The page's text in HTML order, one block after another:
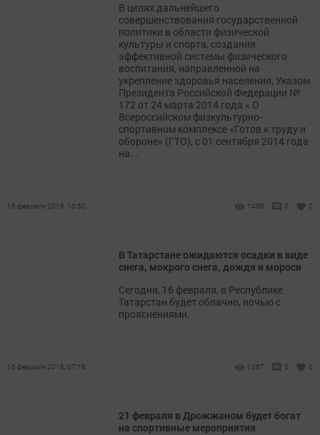
В целях дальнейшего
совершенствования государственной
политики в области физической
культуры и спорта, создания
эффективной системы физического
воспитания, направленной на
укрепление здоровья населения, Указом
Президента Российской Федерации №
172 от 24 марта 2014 года « О
Всероссийском физкультурно-
спортивном комплексе «Готов к труду и
обороне» (ГТО), с 01 сентября 2014 года
на...
16 февраля 2016, 10:50 1408 0 0
В Татарстане ожидаются осадки в виде
снега, мокрого снега, дождя и мороси
Сегодня, 16 февраля, в Республике
Татарстан будет облачно, ночью с
прояснениями.
16 февраля 2016, 07:18 1367 0 0
21 февраля в Дрожжаном будет богат
на спортивные мероприятия